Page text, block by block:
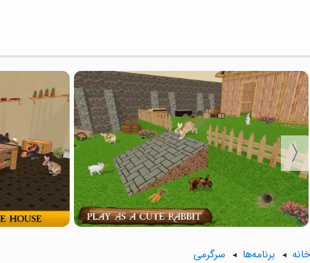
〈
خانه برنامه‌ها سرگرمی